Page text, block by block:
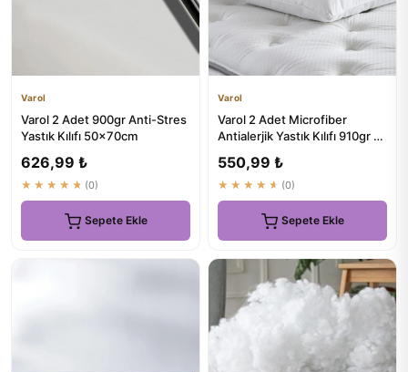
Varol
Varol 2 Adet 900gr Anti-Stres
Yastık Kılıfı 50x70cm
626,99 ₺
★★★★★ (0)
Sepete Ekle
Varol
Varol 2 Adet Microfiber
Antialerjik Yastık Kılıfı 910gr -
550,99 ₺
★★★★★ (0)
Sepete Ekle